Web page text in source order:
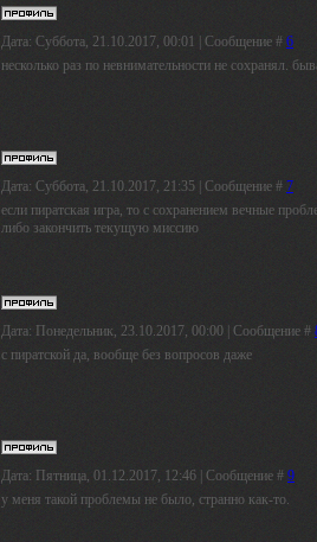
Дата: Суббота, 21.10.2017, 00:01 | Сообщение # 6
несколько раз по невнимательности не сохранял.
Дата: Суббота, 21.10.2017, 21:35 | Сообщение # 7
если пиратская игра, то с сохранением вечные
либо закончить текущую миссию
Дата: Понедельник, 23.10.2017, 00:00 | Сообщение #
с пиратской да, вообще без вопросов даже
Дата: Пятница, 01.12.2017, 12:46 | Сообщение # 9
у меня такой проблемы не было, странно как-то.